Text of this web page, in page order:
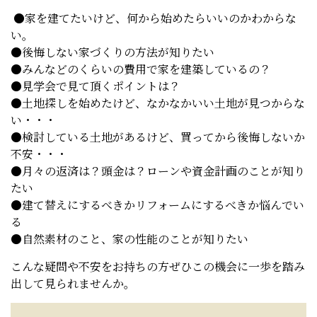
●家を建てたいけど、何から始めたらいいのかわからな
い。
●後悔しない家づくりの方法が知りたい
●みんなどのくらいの費用で家を建築しているの？
●見学会で見て頂くポイントは？
●土地探しを始めたけど、なかなかいい土地が見つからな
い・・・
●検討している土地があるけど、買ってから後悔しないか
不安・・・
●月々の返済は？頭金は？ローンや資金計画のことが知り
たい
●建て替えにするべきかリフォームにするべきか悩んでい
る
●自然素材のこと、家の性能のことが知りたい
こんな疑問や不安をお持ちの方ぜひこの機会に一歩を踏み
出して見られませんか。